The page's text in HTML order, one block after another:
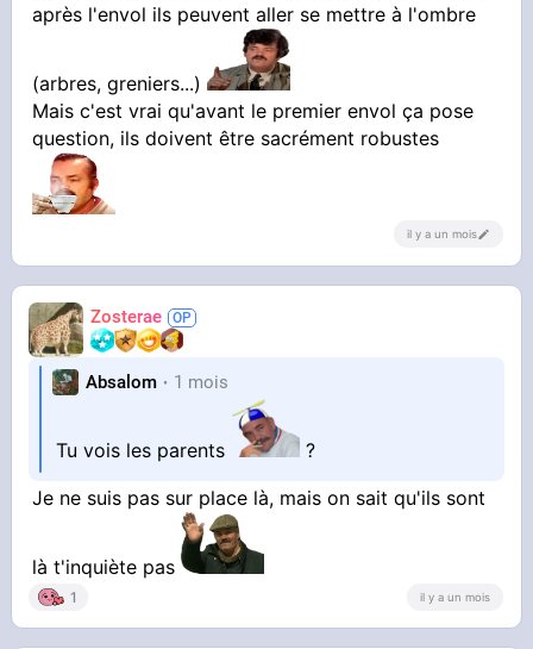
après l'envol ils peuvent aller se mettre à l'ombre
(arbres, greniers...)
Mais c'est vrai qu'avant le premier envol ça pose
question, ils doivent être sacrément robustes
il y a un mois
Zosterae
Absalom 1 mois
Tu vois les parents
?
Je ne suis pas sur place là, mais on sait qu'ils sont
là t'inquiète pas
1 il y a un mois